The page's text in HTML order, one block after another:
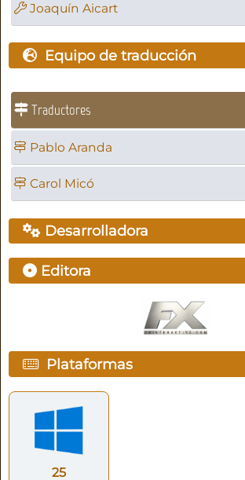
Joaquín Aicart
Equipo de traducción
Traductores
Pablo Aranda
Carol Micó
Desarrolladora
Editora
Plataformas
25